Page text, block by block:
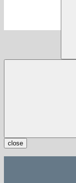
close